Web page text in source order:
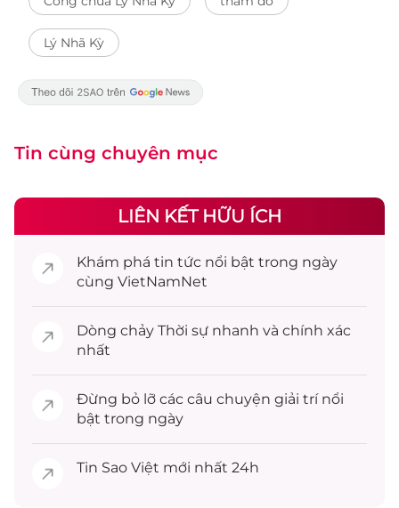
Lý Nhã Kỳ
Tin cùng chuyên mục
LIÊN KẾT HỮU ÍCH
Khám phá tin tức nổi bật trong ngày
cùng VietNamNet
Dòng chảy Thời sự nhanh và chính xác
nhất
Đừng bỏ lỡ các câu chuyện giải trínổi
bật trong ngày
Tin Sao Việt mới nhất 24h